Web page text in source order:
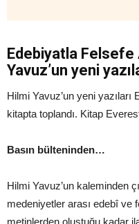
Edebiyatla Felsefe
Yavuz’un yeni
Hilmi Yavuz’un yeni
kitapta toplandı. Kitap
Basın bülteninden…
Hilmi Yavuz’un kaleminden
medeniyetler arası edebî ve
metinlerden oluştuğu kadar